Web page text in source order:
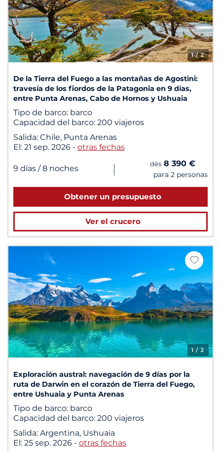
1/ 2
De la Tierra del Fuego a las montañas de Agostini:
travesía de los fiordos de la Patagonia en 9 días,
entre Punta Arenas, Cabo de Hornos y Ushuaia
Tipo de barco: barco
Capacidad del barco: 200 viajeros
Salida: Chile, Punta Arenas
El: 21 sep. 2026 - otras fechas
9 días / 8 noches | dès 8 390 €
para 2 personas
Obtener un presupuesto
Ver el crucero
1/ 2
Exploración austral: navegación de 9 días por la
ruta de Darwin en el corazón de Tierra del Fuego,
entre Ushuaia y Punta Arenas
Tipo de barco: barco
Capacidad del barco: 200 viajeros
Salida: Argentina, Ushuaia
El: 25 sep. 2026 - otras fechas